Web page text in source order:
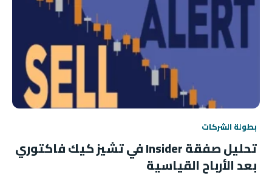
بطولة الشركات
تحليل صفقة Insider في تشيز كيك فاكتوري
بعد الأرباح القياسية